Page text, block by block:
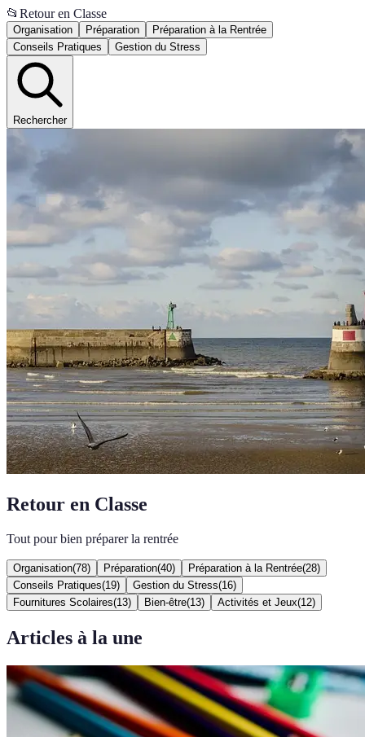
📂 Retour en Classe
Organisation Préparation
Préparation à la Rentrée
Conseils Pratiques
Gestion du Stress
Rechercher
Retour en Classe
Tout pour bien préparer la rentrée
Organisation(78) Préparation(40) Préparation à la Rentrée(28)
Conseils Pratiques(19) Gestion du Stress(16)
Fournitures Scolaires(13) Bien-être(13) Activités et Jeux(12)
Articles à la une